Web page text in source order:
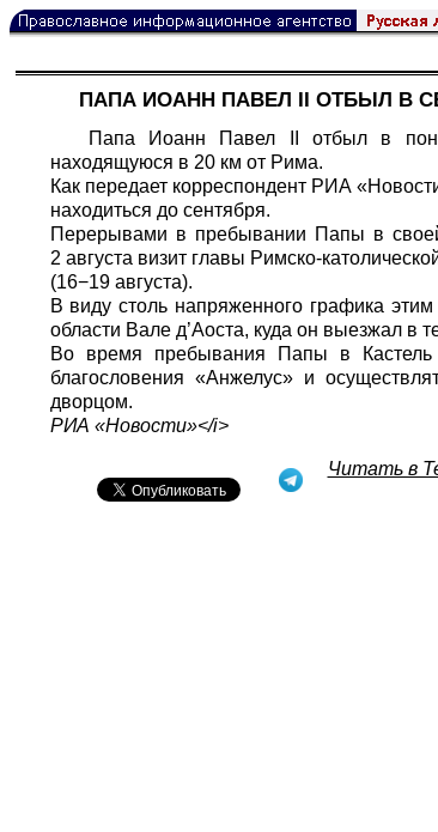
ПАПА ИОАНН ПАВЕЛ II ОТБЫЛ В
Папа Иоанн Павел II отбыл в
находящуюся в 20 км от Рима.
Как передает корреспондент РИА
находиться до сентября.
Перерывами в пребывании Папы в
2 августа визит главы Римско-
(16−19 августа).
В виду столь напряженного графика
области Вале д’Аоста, куда он выезжал в
Во время пребывания Папы в Кастель
благословения «Анжелус» и
дворцом.
РИА «Новости»</i>
Читать в